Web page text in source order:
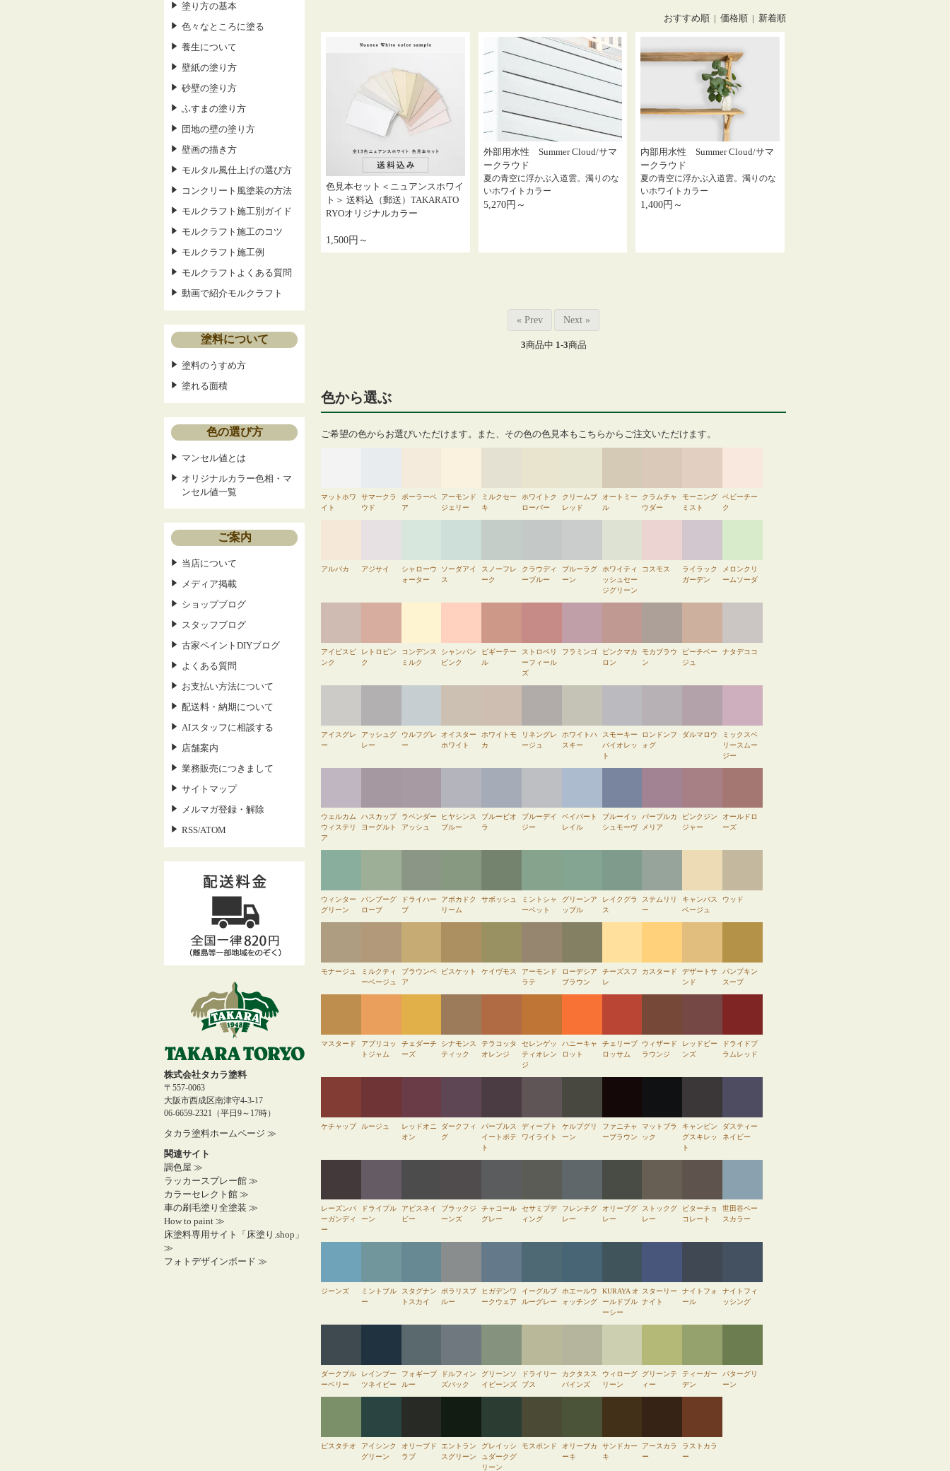
おすすめ順 | 価格順 | 新着順
色見本セット＜ニュアンスホワイ
ト＞ 送料込（郵送）TAKARATO
RYOオリジナルカラー
1,500円～
外部用水性 Summer Cloud/サマ
ークラウド
夏の青空に浮かぶ入道雲。濁りのな
いホワイトカラー
5,270円～
内部用水性 Summer Cloud/サマ
ークラウド
夏の青空に浮かぶ入道雲。濁りのな
いホワイトカラー
1,400円～
« Prev Next »
3商品中 1-3商品
色から選ぶ
ご希望の色からお選びいただけます。また、その色の色見本もこちらからご注文いただけます。
マットホワ
イト
サマークラ
ウド
ポーラーベ
ア
アーモンド
ジェリー
ミルクセー
キ
ホワイトク
ローバー
クリームブ
レッド
オートミー
ル
クラムチャ
ウダー
モーニング
ミスト
ベビーチー
ク
アルパカ アジサイ
シャローウ
ォーター
ソーダアイ
ス
スノーフレ
ーク
クラウディ
ーブルー
ブルーラグ
ーン
ホワイティ
ッシュセー
ジグリーン
コスモス
ライラック
ガーデン
メロンクリ
ームソーダ
アイビスピ
ンク
レトロピン
ク
コンデンス
ミルク
シャンパン
ピンク
ピギーテー
ル
ストロベリ
ーフィール
ズ
フラミンゴ
ピンクマカ
ロン
モカブラウ
ン
ピーチベー
ジュ
ナタデココ
アイスグレ
ー
アッシュグ
レー
ウルフグレ
ー
オイスター
ホワイト
ホワイトモ
カ
リネングレ
ージュ
ホワイトハ
スキー
スモーキー
バイオレッ
ト
ロンドンフ
ォグ
ダルマロウ
ミックスベ
リースムー
ジー
ウェルカム
ウィステリ
ア
ハスカップ
ヨーグルト
ラベンダー
アッシュ
ヒヤシンス
ブルー
ブルービオ
ラ
ブルーデイ
ジー
ベイパート
レイル
ブルーイッ
シュモーヴ
パープルカ
メリア
ピンクジン
ジャー
オールドロ
ーズ
ウィンター
グリーン
バンブーグ
ローブ
ドライハー
ブ
アボカドク
リーム
サボッシュ
ミントシャ
ーベット
グリーンア
ップル
レイクグラ
ス
ステムリリ
ー
キャンバス
ベージュ
ウッド
モナージュ
ミルクティ
ーベージュ
ブラウンベ
ア
ビスケット ケイヴモス
アーモンド
ラテ
ローデシア
ブラウン
チーズスフ
レ
カスタード
デザートサ
ンド
パンプキン
スープ
マスタード
アプリコッ
トジャム
チェダーチ
ーズ
シナモンス
ティック
テラコッタ
オレンジ
セレンゲッ
ティオレン
ジ
ハニーキャ
ロット
チェリーブ
ロッサム
ウィザード
ラウンジ
レッドビー
ンズ
ドライドプ
ラムレッド
ケチャップ ルージュ
レッドオニ
オン
ダークフィ
グ
パープルス
イートポテ
ト
ディープト
ワイライト
ケルプグリ
ーン
ファニチャ
ーブラウン
マットブラ
ック
キャンピン
グスキレッ
ト
ダスティー
ネイビー
レーズンバ
ーガンディ
ー
ドライプル
ーン
アビスネイ
ビー
ブラックジ
ーンズ
チャコール
グレー
セサミプデ
ィング
フレンチグ
レー
オリーブグ
レー
ストックグ
レー
ビターチョ
コレート
世田谷ベー
スカラー
ジーンズ
ミントブル
ー
スタグナン
トスカイ
ポラリスブ
ルー
ヒガデンワ
ークウェア
イーグルブ
ルーグレー
ホエールウ
ォッチング
KURAYA オ
ールドブル
ーシー
スターリー
ナイト
ナイトフォ
ール
ナイトフィ
ッシング
ダークブル
ーベリー
レインブー
ツネイビー
フォギーブ
ルー
ドルフィン
ズバック
グリーンソ
イビーンズ
ドライリー
ブス
カクタスス
パインズ
ウィローグ
リーン
グリーンテ
ィー
ティーガー
デン
パターグリ
ーン
ピスタチオ
アイシンク
グリーン
オリーブド
ラブ
エントラン
スグリーン
グレイッシ
ュダークグ
リーン
モスポンド
オリーブカ
ーキ
サンドカー
キ
アースカラ
ー
ラストカラ
ー
塗り方の基本
色々なところに塗る
養生について
壁紙の塗り方
砂壁の塗り方
ふすまの塗り方
団地の壁の塗り方
壁画の描き方
モルタル風仕上げの選び方
コンクリート風塗装の方法
モルクラフト施工別ガイド
モルクラフト施工のコツ
モルクラフト施工例
モルクラフトよくある質問
動画で紹介モルクラフト
塗料について
塗料のうすめ方
塗れる面積
色の選び方
マンセル値とは
オリジナルカラー色相・マ
ンセル値一覧
ご案内
当店について
メディア掲載
ショップブログ
スタッフブログ
古家ペイントDIYブログ
よくある質問
お支払い方法について
配送料・納期について
AIスタッフに相談する
店舗案内
業務販売につきまして
サイトマップ
メルマガ登録・解除
RSS/ATOM
株式会社タカラ塗料
〒557-0063
大阪市西成区南津守4-3-17
06-6659-2321（平日9～17時）
タカラ塗料ホームページ ≫
関連サイト
調色屋 ≫
ラッカースプレー館 ≫
カラーセレクト館 ≫
車の刷毛塗り全塗装 ≫
How to paint ≫
床塗料専用サイト「床塗り.shop」
≫
フォトデザインボード ≫